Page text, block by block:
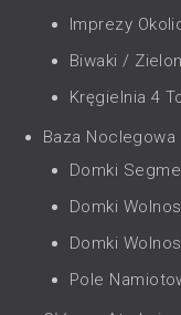
Imprezy
Biwaki /
Kręgielnia 4
Baza Noclegowa
Domki
Domki
Domki
Pole